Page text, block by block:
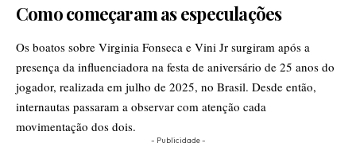
Como começaram as especulações
Os boatos sobre Virginia Fonseca e Vini Jr surgiram após a
presença da influenciadora na festa de aniversário de 25 anos do
jogador, realizada em julho de 2025, no Brasil. Desde então,
internautas passaram a observar com atenção cada
movimentação dos dois.
- Publicidade -